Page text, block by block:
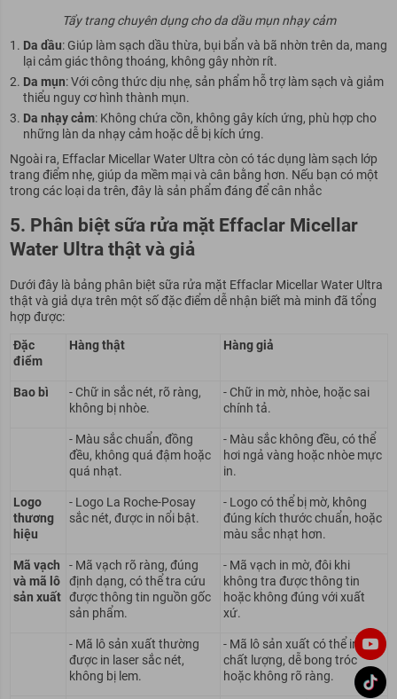
Tẩy trang chuyên dụng cho da dầu mụn nhạy cảm
Da dầu: Giúp làm sạch dầu thừa, bụi bẩn và bã nhờn trên da, mang
lại cảm giác thông thoáng, không gây nhờn rít.
Da mụn: Với công thức dịu nhẹ, sản phẩm hỗ trợ làm sạch và giảm
thiểu nguy cơ hình thành mụn.
Da nhạy cảm: Không chứa cồn, không gây kích ứng, phù hợp cho
những làn da nhạy cảm hoặc dễ bị kích ứng.
Ngoài ra, Effaclar Micellar Water Ultra còn có tác dụng làm sạch lớp
trang điểm nhẹ, giúp da mềm mại và cân bằng hơn. Nếu bạn có một
trong các loại da trên, đây là sản phẩm đáng để cân nhắc
5. Phân biệt sữa rửa mặt Effaclar Micellar
Water Ultra thật và giả
Dưới đây là bảng phân biệt sữa rửa mặt Effaclar Micellar Water Ultra
thật và giả dựa trên một số đặc điểm dễ nhận biết mà minh đã tổng
hợp được:
Đặc
điểm
Hàng thật Hàng giả
Bao bì
- Chữ in sắc nét, rõ ràng,
không bị nhòe.
- Chữ in mờ, nhòe, hoặc sai
chính tả.
- Màu sắc chuẩn, đồng
đều, không quá đậm hoặc
quá nhạt.
- Màu sắc không đều, có thể
hơi ngả vàng hoặc nhòe mực
in.
Logo
thương
hiệu
- Logo La Roche-Posay
sắc nét, được in nổi bật.
- Logo có thể bị mờ, không
đúng kích thước chuẩn, hoặc
màu sắc nhạt hơn.
Mã vạch
và mã lô
sản xuất
- Mã vạch rõ ràng, đúng
định dạng, có thể tra cứu
được thông tin nguồn gốc
sản phẩm.
- Mã vạch in mờ, đôi khi
không tra được thông tin
hoặc không đúng với xuất
xứ.
- Mã lô sản xuất thường
được in laser sắc nét,
không bị lem.
- Mã lô sản xuất có thể in kém
chất lượng, dễ bong tróc
hoặc không rõ ràng.